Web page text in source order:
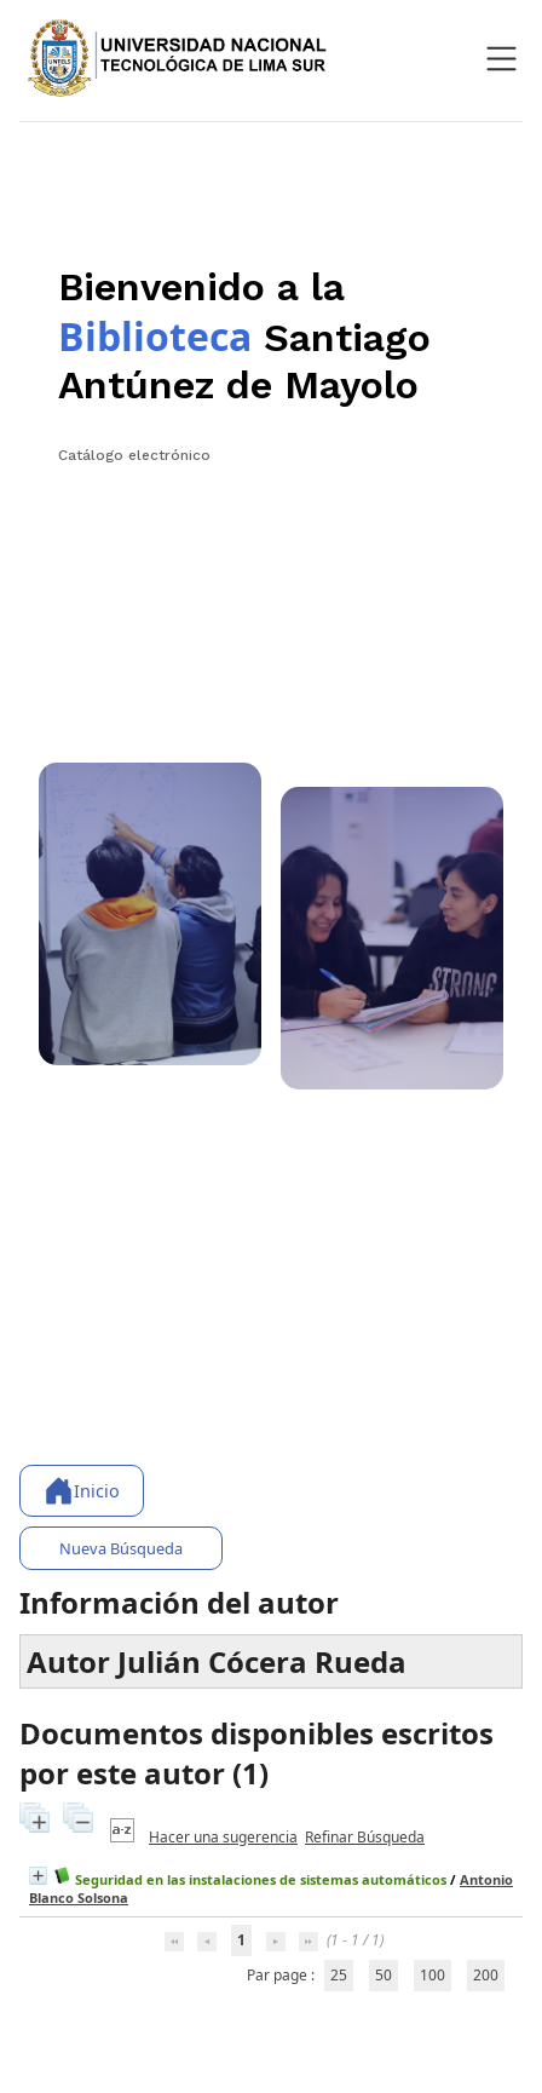
Aula Virtual
Bienvenido a la
Biblioteca Santiago
Antúnez de Mayolo
Catálogo electrónico
Inicio
Nueva Búsqueda
Información del autor
Autor Julián Cócera Rueda
Documentos disponibles escritos
por este autor (1)
Hacer una sugerencia Refinar Búsqueda
Seguridad en las instalaciones de sistemas automáticos / Antonio
Blanco Solsona
1
(1 - 1 / 1)
Par page :
25 50 100 200